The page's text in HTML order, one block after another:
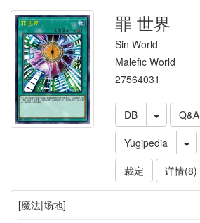
罪 世界
Sin World
Malefic World
27564031
DB Q&A
Yugipedia
裁定
详情(8)
[魔法|场地]